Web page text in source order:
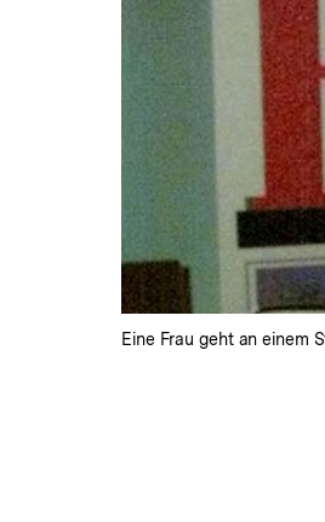
Eine Frau geht an einem